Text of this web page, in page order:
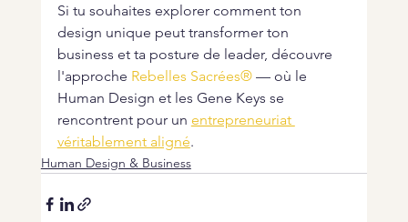
Si tu souhaites explorer comment ton
design unique peut transformer ton
business et ta posture de leader, découvre
l'approche Rebelles Sacrées® — où le
Human Design et les Gene Keys se
rencontrent pour un entrepreneuriat
véritablement aligné.
Human Design & Business